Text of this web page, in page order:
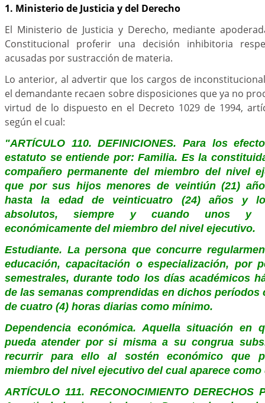
1. Ministerio de Justicia y del Derecho
El Ministerio de Justicia y Derecho, mediante
Constitucional proferir una decisión inhibitoria
acusadas por sustracción de materia.
Lo anterior, al advertir que los cargos de
el demandante recaen sobre disposiciones que ya no
virtud de lo dispuesto en el Decreto 1029 de 1994,
según el cual:
"ARTÍCULO 110. DEFINICIONES. Para los
estatuto se entiende por: Familia. Es la
compañero permanente del miembro del nivel
que por sus hijos menores de veintiún (21)
hasta la edad de veinticuatro (24) años y
absolutos, siempre y cuando unos y
económicamente del miembro del nivel ejecutivo.
Estudiante. La persona que concurre
educación, capacitación o especialización, por
semestrales, durante todo los días académicos
de las semanas comprendidas en dichos períodos
de cuatro (4) horas diarias como mínimo.
Dependencia económica. Aquella situación en
pueda atender por si misma a su congrua
recurrir para ello al sostén económico que
miembro del nivel ejecutivo del cual aparece como
ARTÍCULO 111. RECONOCIMIENTO DERECHOS